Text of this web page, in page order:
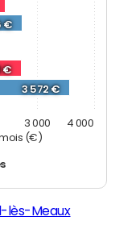
(€)
€
€
3 572 €
3 000 4 000
lès-Meaux